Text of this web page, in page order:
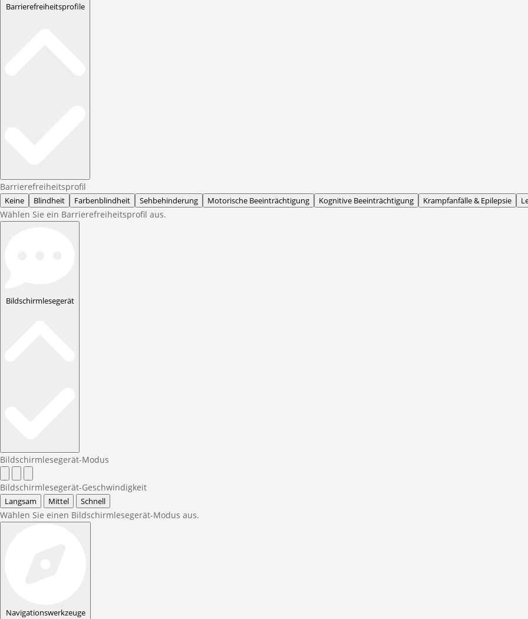
Barrierefreiheitsprofile
Barrierefreiheitsprofil
Keine Blindheit Farbenblindheit Sehbehinderung Motorische Beeinträchtigung Kognitive Beeinträchtigung Krampfanfälle & Epilepsie
Wählen Sie ein Barrierefreiheitsprofil aus.
Bildschirmlesegerät
Bildschirmlesegerät-Modus
Bildschirmlesegerät-Geschwindigkeit
Langsam Mittel Schnell
Wählen Sie einen Bildschirmlesegerät-Modus aus.
Navigationswerkzeuge